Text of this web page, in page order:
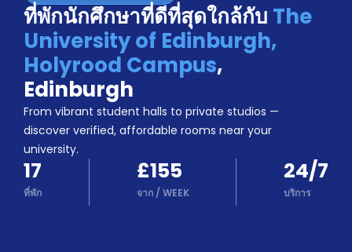
Booking
Accommodation
About
us
Blog
Refer
And
Earn
Become
A
Partner
Help
and
Phone
ที่พักนักศึกษาที่ดีที่สุดใกล้กับ The
University of Edinburgh,
Holyrood Campus,
Edinburgh
From vibrant student halls to private studios —
discover verified, affordable rooms near your
university.
17
ที่พัก
£155
จาก/ WEEK
24/7
บริการ